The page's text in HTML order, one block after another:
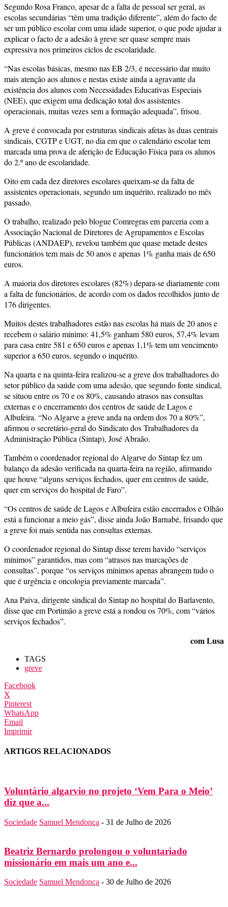
Segundo Rosa Franco, apesar de a falta de pessoal ser geral, as
escolas secundárias “têm uma tradição diferente”, além do facto de
ser um público escolar com uma idade superior, o que pode ajudar a
explicar o facto de a adesão à greve ser quase sempre mais
expressiva nos primeiros ciclos de escolaridade.
“Nas escolas básicas, mesmo nas EB 2/3, é necessário dar muito
mais atenção aos alunos e nestas existe ainda a agravante da
existência dos alunos com Necessidades Educativas Especiais
(NEE), que exigem uma dedicação total dos assistentes
operacionais, muitas vezes sem a formação adequada”, frisou.
A greve é convocada por estruturas sindicais afetas às duas centrais
sindicais, CGTP e UGT, no dia em que o calendário escolar tem
marcada uma prova de aferição de Educação Física para os alunos
do 2.º ano de escolaridade.
Oito em cada dez diretores escolares queixam-se da falta de
assistentes operacionais, segundo um inquérito, realizado no mês
passado.
O trabalho, realizado pelo blogue Comregras em parceria com a
Associação Nacional de Diretores de Agrupamentos e Escolas
Públicas (ANDAEP), revelou também que quase metade destes
funcionários tem mais de 50 anos e apenas 1% ganha mais de 650
euros.
A maioria dos diretores escolares (82%) depara-se diariamente com
a falta de funcionários, de acordo com os dados recolhidos junto de
176 dirigentes.
Muitos destes trabalhadores estão nas escolas há mais de 20 anos e
recebem o salário mínimo: 41,5% ganham 580 euros, 57,4% levam
para casa entre 581 e 650 euros e apenas 1,1% tem um vencimento
superior a 650 euros, segundo o inquérito.
Na quarta e na quinta-feira realizou-se a greve dos trabalhadores do
setor público da saúde com uma adesão, que segundo fonte sindical,
se situou entre os 70 e os 80%, causando atrasos nas consultas
externas e o encerramento dos centros de saúde de Lagos e
Albufeira. “No Algarve a greve anda na ordem dos 70 a 80%”,
afirmou o secretário-geral do Sindicato dos Trabalhadores da
Administração Pública (Sintap), José Abraão.
Também o coordenador regional do Algarve do Sintap fez um
balanço da adesão verificada na quarta-feira na região, afirmando
que houve “alguns serviços fechados, quer em centros de saúde,
quer em serviços do hospital de Faro”.
“Os centros de saúde de Lagos e Albufeira estão encerrados e Olhão
está a funcionar a meio gás”, disse ainda João Barnabé, frisando que
a greve foi mais sentida nas consultas externas.
O coordenador regional do Sintap disse terem havido “serviços
mínimos” garantidos, mas com “atrasos nas marcações de
consultas”, porque “os serviços mínimos apenas abrangem tudo o
que é urgência e oncologia previamente marcada”.
Ana Paiva, dirigente sindical do Sintap no hospital do Barlavento,
disse que em Portimão a greve está a rondou os 70%, com “vários
serviços fechados”.
com Lusa
TAGS
greve
Facebook
X
Pinterest
WhatsApp
Email
Imprimir
ARTIGOS RELACIONADOS
Voluntário algarvio no projeto ‘Vem Para o Meio’
diz que a...
Sociedade Samuel Mendonça - 31 de Julho de 2026
Beatriz Bernardo prolongou o voluntariado
missionário em mais um ano e...
Sociedade Samuel Mendonça - 30 de Julho de 2026